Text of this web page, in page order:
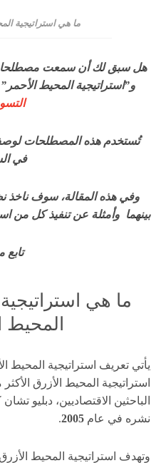
ما هي استراتيجية
هل سبق لك أن سمعت مصطلحات
و”استراتيجية المحيط
تُستخدم هذه المصطلحات
في
وفي هذه المقالة، سوف ناخذ
بينهما وأمثلة عن تنفيذ كل من
تابع
ما هي
المحيط
يأتي تعريف استراتيجية المحيط
استراتيجية المحيط الأزرق
الباحثين الاقتصاديين، دبليو
نشره في عام 2005
.
وتهدف استراتيجية المحيط الأزرق